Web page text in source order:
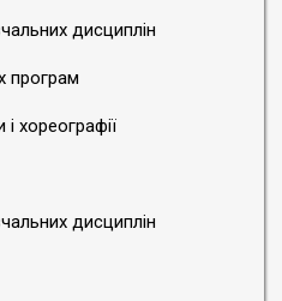
дисциплін
програм
хореографії
дисциплін